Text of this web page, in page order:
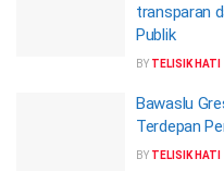
transparan
Publik
BY TELISIK HATI
Bawaslu
Terdepan
BY TELISIK HATI